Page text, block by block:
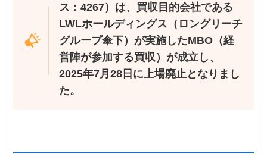
ス：4267）は、買収目的会社である
LWLホールディングス（ロングリーチ
グループ傘下）が実施したMBO（経
営陣が参加する買収）が成立し、
2025年7月28日に上場廃止となりまし
た。